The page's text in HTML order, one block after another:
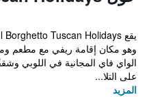
وهو مكان إقامة ريفي مع مطعم
الواي فاي المجانية في اللوبي
على التلا...
المزيد